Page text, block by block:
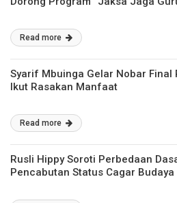
Read more
Syarif Mbuinga Gelar Nobar Final
Ikut Rasakan Manfaat
Read more
Rusli Hippy Soroti Perbedaan
Pencabutan Status Cagar